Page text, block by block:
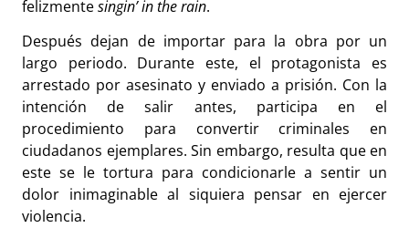
felizmentesingin’ in the rain.
Después dejan de importar para la obra por un
largo periodo. Durante este, el protagonista es
arrestado por asesinato y enviado a prisión. Con la
intención de salir antes, participa en el
procedimiento para convertir criminales en
ciudadanos ejemplares. Sin embargo, resulta que en
este se le tortura para condicionarle a sentir un
dolor inimaginable al siquiera pensar en ejercer
violencia.